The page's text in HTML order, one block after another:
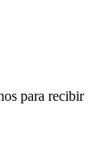
para recibir